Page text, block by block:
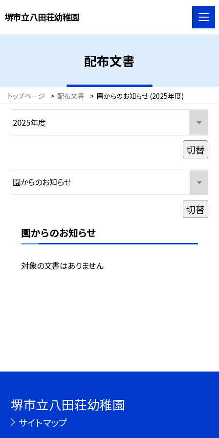
堺市立八田荘幼稚園
配布文書
トップページ > 配布文書 > 園からのお知らせ (2025年度)
園からのお知らせ
対象の文書はありません
切替
切替
堺市立八田荘幼稚園
サイトマップ